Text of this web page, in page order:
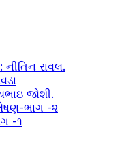
રાવલ.
જોશી.
ભાગ -૨
-૧